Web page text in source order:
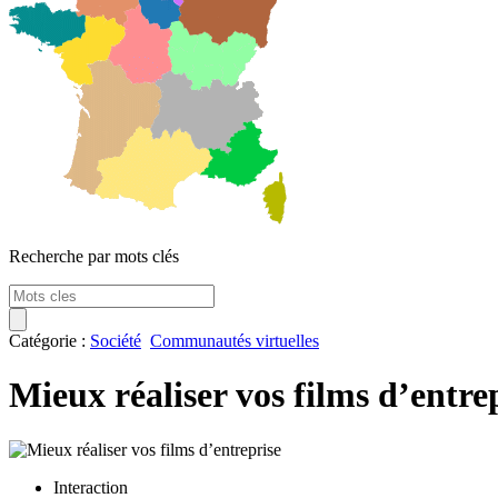
Recherche par mots clés
Catégorie : Société Communautés virtuelles
Mieux réaliser vos films
Interaction